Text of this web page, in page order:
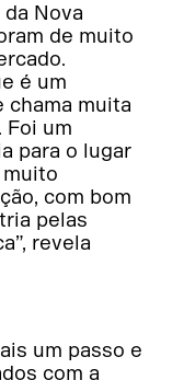
Nova
de muito
é um
chama muita
Foi um
para o lugar
muito
com bom
pelas
revela
um passo e
com a